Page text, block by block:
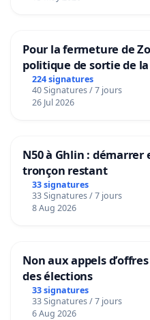
Pour la fermeture de
politique de sortie de
224 signatures
40 Signatures / 7 jours
26 Jul 2026
N50 à Ghlin :
tronçon restant
33 signatures
33 Signatures / 7 jours
8 Aug 2026
Non aux appels
des élections
33 signatures
33 Signatures / 7 jours
6 Aug 2026